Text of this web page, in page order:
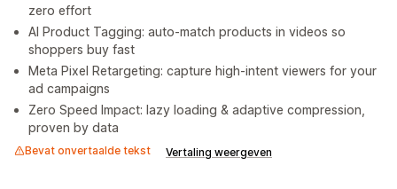
zero effort
AI Product Tagging: auto-match products in videos so
shoppers buy fast
Meta Pixel Retargeting: capture high-intent viewers for your
ad campaigns
Zero Speed Impact: lazy loading & adaptive compression,
proven by data
Bevat onvertaalde tekst Vertaling weergeven